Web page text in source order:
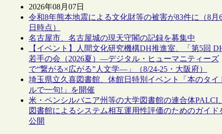
2026年08月07日
令和8年熊本地震による文化財等の被害が83件に（8月
日時点）
名古屋市、名古屋城の現天守閣の記録を募集中
【イベント】人間文化研究機構DH推進室、「第5回
若手の会（2026夏）―デジタル・ヒューマニティーズ
で“繋がる×広がる”人文学―」（8/24-25・大阪府）
埼玉県立久喜図書館、休館日特別イベント「本のタイ
ルで一句!」を開催
米・ペンシルバニア州等の大学図書館の連合体PALCI、
図書館によるシステム相互運用性評価のためのガイド
公開